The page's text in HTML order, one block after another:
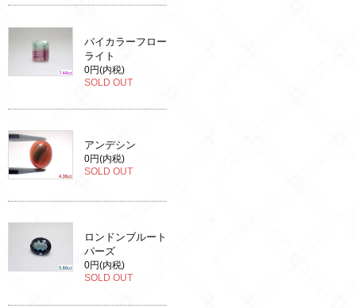
バイカラーフロー
ライト
0円(内税)
SOLD OUT
アンデシン
0円(内税)
SOLD OUT
ロンドンブルート
パーズ
0円(内税)
SOLD OUT